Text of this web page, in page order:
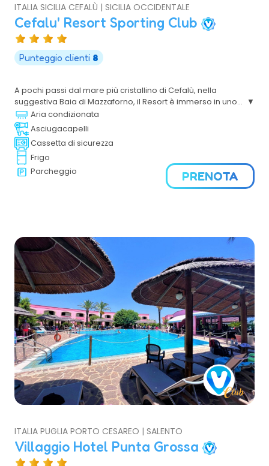
ITALIA SICILIA CEFALÙ | SICILIA OCCIDENTALE
Cefalu' Resort Sporting Club
Punteggio clienti 8
A pochi passi dal mare più cristallino di Cefalù, nella
suggestiva Baia di Mazzaforno, il Resort è immerso in uno
splendido giardino mediterraneo, un luogo speciale per
trascorrere le vacanze in coppia o con la propria famiglia.
Aria condizionata
Asciugacapelli
Cassetta di sicurezza
Frigo
Parcheggio
PRENOTA
ITALIA PUGLIA PORTO CESAREO | SALENTO
Villaggio Hotel Punta Grossa